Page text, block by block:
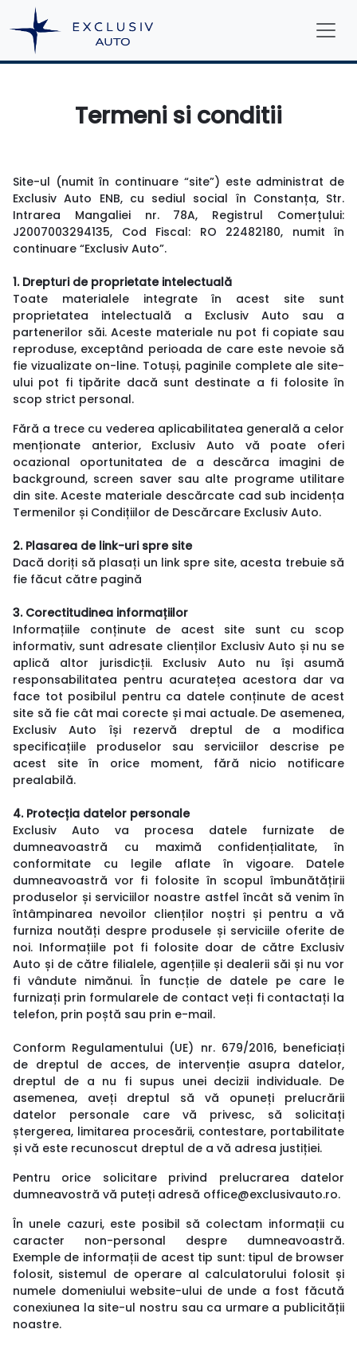
Termeni si conditii
Site-ul (numit în continuare “site”) este administrat de
Exclusiv Auto ENB, cu sediul social în Constanța, Str.
Intrarea Mangaliei nr. 78A, Registrul Comerțului:
J2007003294135, Cod Fiscal: RO 22482180, numit în
continuare “Exclusiv Auto”.
1. Drepturi de proprietate intelectuală
Toate materialele integrate în acest site sunt
proprietatea intelectuală a Exclusiv Auto sau a
partenerilor săi. Aceste materiale nu pot fi copiate sau
reproduse, exceptând perioada de care este nevoie să
fie vizualizate on-line. Totuși, paginile complete ale site-
ului pot fi tipărite dacă sunt destinate a fi folosite în
scop strict personal.
Fără a trece cu vederea aplicabilitatea generală a celor
menționate anterior, Exclusiv Auto vă poate oferi
ocazional oportunitatea de a descărca imagini de
background, screen saver sau alte programe utilitare
din site. Aceste materiale descărcate cad sub incidența
Termenilor și Condițiilor de Descărcare Exclusiv Auto.
2. Plasarea de link-uri spre site
Dacă doriți să plasați un link spre site, acesta trebuie să
fie făcut către pagină
3. Corectitudinea informațiilor
Informațiile conținute de acest site sunt cu scop
informativ, sunt adresate clienților Exclusiv Auto și nu se
aplică altor jurisdicții. Exclusiv Auto nu își asumă
responsabilitatea pentru acuratețea acestora dar va
face tot posibilul pentru ca datele conținute de acest
site să fie cât mai corecte și mai actuale. De asemenea,
Exclusiv Auto își rezervă dreptul de a modifica
specificațiile produselor sau serviciilor descrise pe
acest site în orice moment, fără nicio notificare
prealabilă.
4. Protecția datelor personale
Exclusiv Auto va procesa datele furnizate de
dumneavoastră cu maximă confidențialitate, în
conformitate cu legile aflate în vigoare. Datele
dumneavoastră vor fi folosite în scopul îmbunătățirii
produselor și serviciilor noastre astfel încât să venim în
întâmpinarea nevoilor clienților noștri și pentru a vă
furniza noutăți despre produsele și serviciile oferite de
noi. Informațiile pot fi folosite doar de către Exclusiv
Auto și de către filialele, agențiile și dealerii săi și nu vor
fi vândute nimănui. În funcție de datele pe care le
furnizați prin formularele de contact veți fi contactați la
telefon, prin poștă sau prin e-mail.
Conform Regulamentului (UE) nr. 679/2016, beneficiați
de dreptul de acces, de intervenție asupra datelor,
dreptul de a nu fi supus unei decizii individuale. De
asemenea, aveți dreptul să vă opuneți prelucrării
datelor personale care vă privesc, să solicitați
ștergerea, limitarea procesării, contestare, portabilitate
și vă este recunoscut dreptul de a vă adresa justiției.
Pentru orice solicitare privind prelucrarea datelor
dumneavostră vă puteți adresă office@exclusivauto.ro.
În unele cazuri, este posibil să colectam informații cu
caracter non-personal despre dumneavoastră.
Exemple de informații de acest tip sunt: tipul de browser
folosit, sistemul de operare al calculatorului folosit și
numele domeniului website-ului de unde a fost făcută
conexiunea la site-ul nostru sau ca urmare a publicității
noastre.